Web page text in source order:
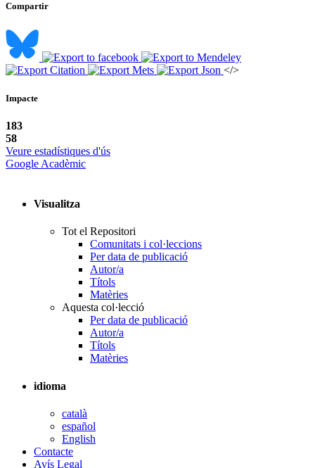
Compartir
</>
Impacte
183
58
Veure estadístiques d'ús
Google Acadèmic
Visualitza
Tot el Repositori
Comunitats i col·leccions
Per data de publicació
Autor/a
Títols
Matèries
Aquesta col·lecció
Per data de publicació
Autor/a
Títols
Matèries
idioma
català
español
English
Contacte
Avís Legal